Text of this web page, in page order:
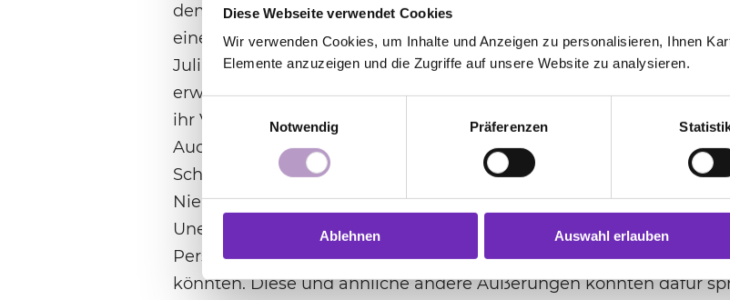
Diese Webseite verwendet Cookies
Wir verwenden Cookies, um Inhalte und Anzeigen zu personalisieren, Ihnen
Elemente anzuzeigen und die Zugriffe auf unsere Website zu analysieren.
Notwendig
Präferenzen
Ablehnen Auswahl erlauben
dem letzten Weltkriege. Jedenfalls gilt das für mein Volk. Hier
eine Bereitschaft, von Schuld zu hören.« Nach Kriegsende hatte die
Juli 1945 in einem Wort herausgestellt, dass die amtliche Kirche
erwiesen« habe und dass sich daher Pfarrer und Gemeindeglieder
ihr Versagen ein Verhängnis und eine Schuld gegenüber unserer
Auch die Bekennende Kirche habe Schuld auf sich geladen, zumal
Schweigen zu dem Terror gering zu veranschlagen sei. Verwiesen
Niemöllers, der beim Treffen evangelischer Kirchenführer im
Unerlässlichkeit von Schulderkenntnis und -bekenntnis betont
Persönlichkeiten, die NS-konforme Äußerungen getan hätten,
könnten. Diese und ähnliche andere Äußerungen könnten dafür